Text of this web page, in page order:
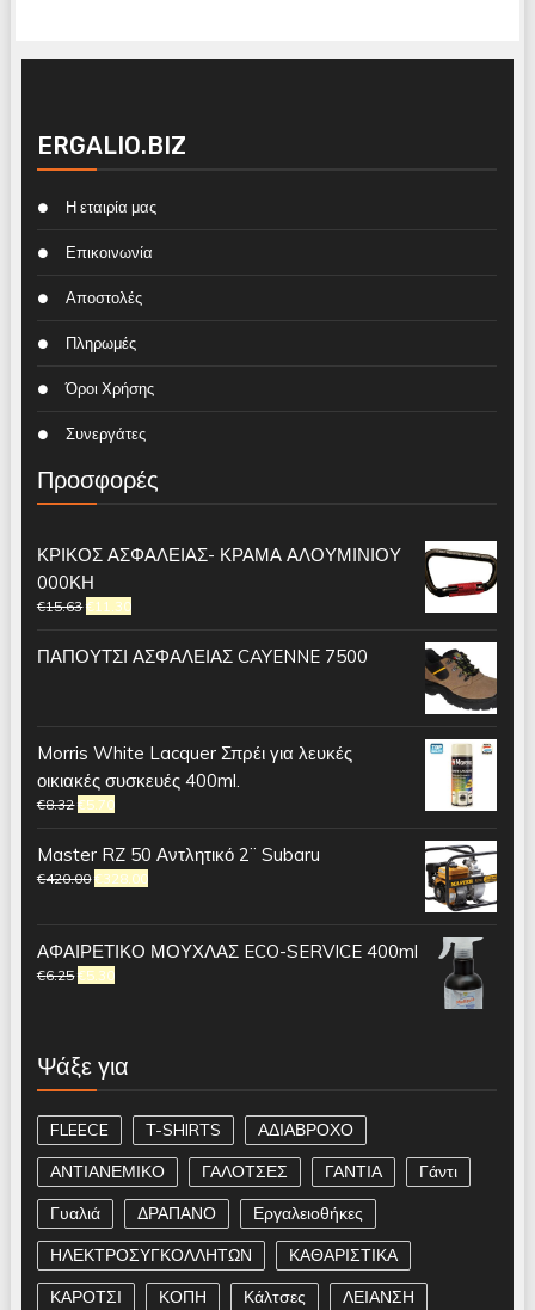
ERGALIO.BIZ
Η εταιρία μας
Επικοινωνία
Αποστολές
Πληρωμές
Όροι Χρήσης
Συνεργάτες
Προσφορές
ΚΡΙΚΟΣ ΑΣΦΑΛΕΙΑΣ- ΚΡΑΜΑ ΑΛΟΥΜΙΝΙΟΥ
000ΚΗ
€15.63 €11.30
ΠΑΠΟΥΤΣΙ ΑΣΦΑΛΕΙΑΣ CAYENNE 7500
Morris White Lacquer Σπρέι για λευκές
οικιακές συσκευές 400ml.
€8.32 €5.70
Master RZ 50 Αντλητικό 2¨ Subaru
€420.00 €328.00
ΑΦΑΙΡΕΤΙΚΟ ΜΟΥΧΛΑΣ ECO-SERVICE 400ml
€6.25 €5.30
Ψάξε για
FLEECE T-SHIRTS
ΑΔΙΑΒΡΟΧΟ
ΑΝΤΙΑΝΕΜΙΚΟ
ΓΑΛΟΤΣΕΣ ΓΑΝΤΙΑ
Γάντι
Γυαλιά
ΔΡΑΠΑΝΟ
Εργαλειοθήκες
ΗΛΕΚΤΡΟΣΥΓΚΟΛΛΗΤΩΝ
ΚΑΘΑΡΙΣΤΙΚΑ
ΚΑΡΟΤΣΙ
ΚΟΠΗ Κάλτσες
ΛΕΙΑΝΣΗ